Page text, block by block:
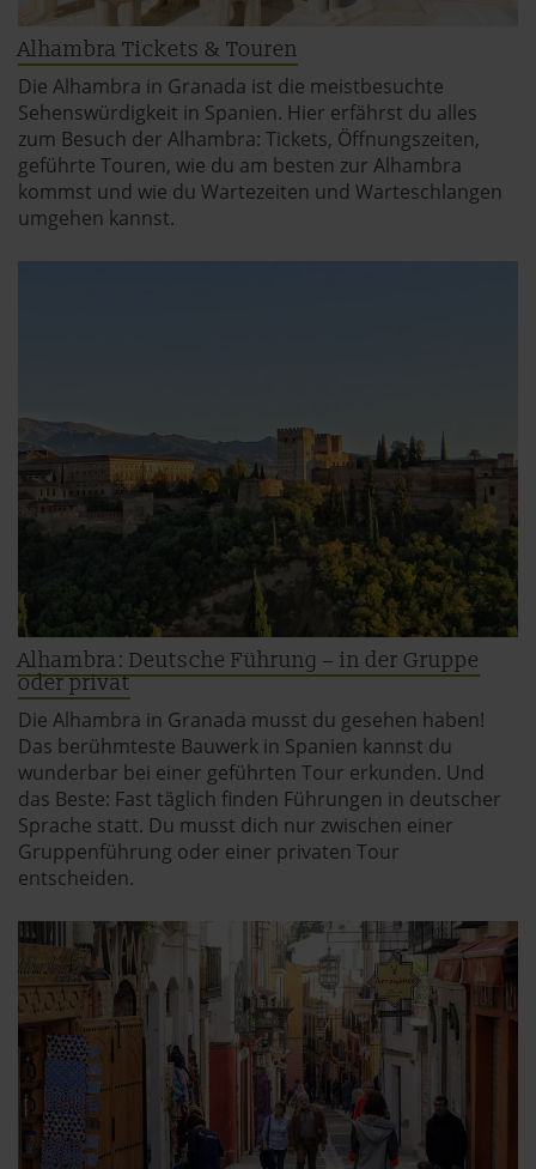
Alhambra Tickets & Touren
Die Alhambra in Granada ist die meistbesuchte
Sehenswürdigkeit in Spanien. Hier erfährst du alles
zum Besuch der Alhambra: Tickets, Öffnungszeiten,
geführte Touren, wie du am besten zur Alhambra
kommst und wie du Wartezeiten und Warteschlangen
umgehen kannst.
Alhambra: Deutsche Führung – in der Gruppe
oder privat
Die Alhambra in Granada musst du gesehen haben!
Das berühmteste Bauwerk in Spanien kannst du
wunderbar bei einer geführten Tour erkunden. Und
das Beste: Fast täglich finden Führungen in deutscher
Sprache statt. Du musst dich nur zwischen einer
Gruppenführung oder einer privaten Tour
entscheiden.